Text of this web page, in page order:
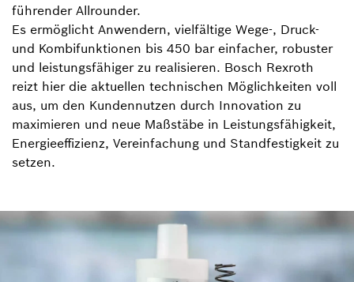
führender Allrounder.
Es ermöglicht Anwendern, vielfältige Wege-, Druck-
und Kombifunktionen bis 450 bar einfacher, robuster
und leistungsfähiger zu realisieren. Bosch Rexroth
reizt hier die aktuellen technischen Möglichkeiten voll
aus, um den Kundennutzen durch Innovation zu
maximieren und neue Maßstäbe in Leistungsfähigkeit,
Energieeffizienz, Vereinfachung und Standfestigkeit zu
setzen.